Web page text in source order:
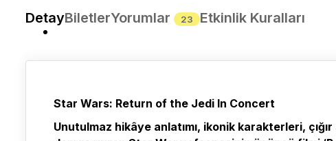
DetayBiletlerYorumlar 23 Etkinlik Kuralları
Star Wars: Return of the Jedi In Concert
Unutulmaz hikâye anlatımı, ikonik karakterleri,